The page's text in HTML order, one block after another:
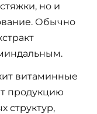
но и
Обычно
витаминные
продукцию
структур,